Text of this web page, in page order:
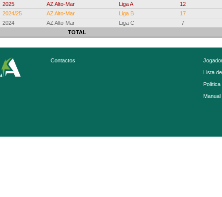
2025
AZ Alto-Mar Liga A
12
2024/25
AZ Alto-Mar Liga B
17
2024
AZ Alto-Mar Liga C
7
TOTAL
Contactos
Lista
Política